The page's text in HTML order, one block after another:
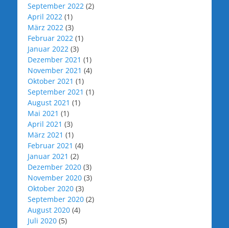
September 2022 (2)
April 2022 (1)
März 2022 (3)
Februar 2022 (1)
Januar 2022 (3)
Dezember 2021 (1)
November 2021 (4)
Oktober 2021 (1)
September 2021 (1)
August 2021 (1)
Mai 2021 (1)
April 2021 (3)
März 2021 (1)
Februar 2021 (4)
Januar 2021 (2)
Dezember 2020 (3)
November 2020 (3)
Oktober 2020 (3)
September 2020 (2)
August 2020 (4)
Juli 2020 (5)